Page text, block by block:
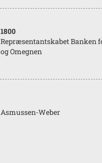
1800
Repræsentantskabet Banken
og Omegnen
Asmussen-Weber